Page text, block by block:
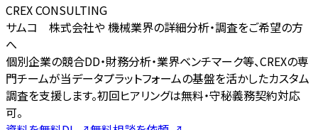
CREX CONSULTING
サムコ 株式会社や 機械業界の詳細分析・調査をご希望の方
へ
個別企業の競合DD・財務分析・業界ベンチマーク等、CREXの専
門チームが当データプラットフォームの基盤を活かしたカスタム
調査を支援します。初回ヒアリングは無料・守秘義務契約対応
可。